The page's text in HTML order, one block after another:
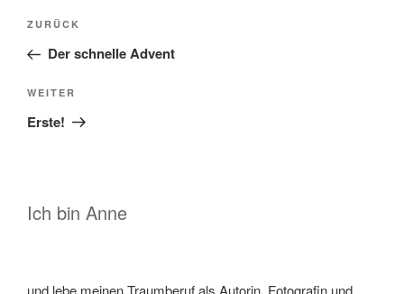
Beitragsnavigation
Vorheriger
Beitrag
ZURÜCK
Der schnelle Advent
Nächster
Beitrag
WEITER
Erste!
Ich bin Anne
und lebe meinen Traumberuf als Autorin, Fotografin und